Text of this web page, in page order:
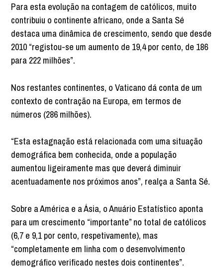
Para esta evolução na contagem de católicos, muito
contribuiu o continente africano, onde a Santa Sé
destaca uma dinâmica de crescimento, sendo que desde
2010 “registou-se um aumento de 19,4 por cento, de 186
para 222 milhões”.
Nos restantes continentes, o Vaticano dá conta de um
contexto de contração na Europa, em termos de
números (286 milhões).
“Esta estagnação está relacionada com uma situação
demográfica bem conhecida, onde a população
aumentou ligeiramente mas que deverá diminuir
acentuadamente nos próximos anos”, realça a Santa Sé.
Sobre a América e a Ásia, o Anuário Estatístico aponta
para um crescimento “importante” no total de católicos
(6,7 e 9,1 por cento, respetivamente), mas
“completamente em linha com o desenvolvimento
demográfico verificado nestes dois continentes”.